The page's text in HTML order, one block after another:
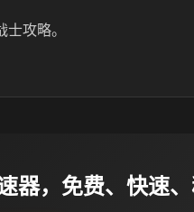
攻略。
器，免费、快速